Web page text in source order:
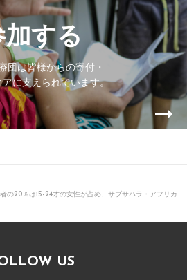
加する
団は皆様からの寄付・
アに支えられています。
の20％は15-24才の女性が占め、サブサハラ・アフリカ
US